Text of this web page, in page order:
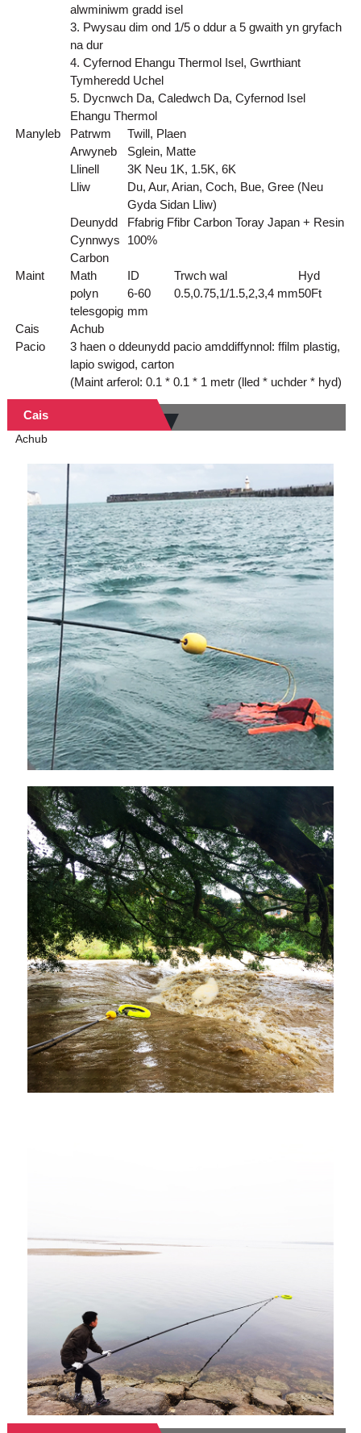
alwminiwm gradd isel
3. Pwysau dim ond 1/5 o ddur a 5 gwaith yn gryfach
na dur
4. Cyfernod Ehangu Thermol Isel, Gwrthiant
Tymheredd Uchel
5. Dycnwch Da, Caledwch Da, Cyfernod Isel
Ehangu Thermol
Manyleb
Patrwm
Twill, Plaen
Arwyneb
Sglein, Matte
Llinell
3K Neu 1K, 1.5K, 6K
Lliw
Du, Aur, Arian, Coch, Bue, Gree (Neu
Gyda Sidan Lliw)
Deunydd
Ffabrig Ffibr Carbon Toray Japan + Resin
Cynnwys
Carbon
100%
Maint Math ID Trwch wal
Hyd
polyn
telesgopig
6-60
mm
0.5,0.75,1/1.5,2,3,4 mm50Ft
Cais
Achub
Pacio
3 haen o ddeunydd pacio amddiffynnol: ffilm plastig,
lapio swigod, carton
(Maint arferol: 0.1 * 0.1 * 1 metr (lled * uchder * hyd)
Cais
Achub